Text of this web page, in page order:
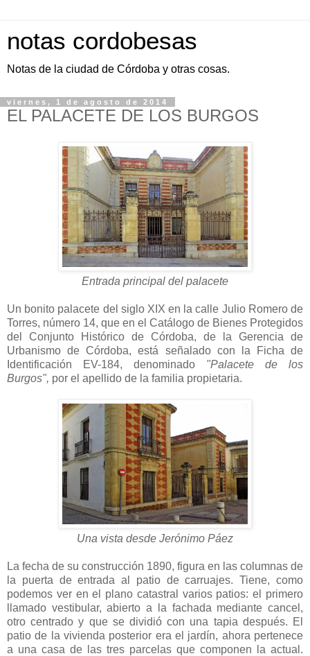
notas cordobesas
Notas de la ciudad de Córdoba y otras cosas.
viernes, 1 de agosto de 2014
EL PALACETE DE LOS BURGOS
Entrada principal del palacete
Un bonito palacete del siglo XIX en la calle Julio Romero de
Torres, número 14, que en el Catálogo de Bienes Protegidos
del Conjunto Histórico de Córdoba, de la Gerencia de
Urbanismo de Córdoba, está señalado con la Ficha de
Identificación EV-184, denominado "Palacete de los
Burgos", por el apellido de la familia propietaria.
Una vista desde Jerónimo Páez
La fecha de su construcción 1890, figura en las columnas de
la puerta de entrada al patio de carruajes. Tiene, como
podemos ver en el plano catastral varios patios: el primero
llamado vestibular, abierto a la fachada mediante cancel,
otro centrado y que se dividió con una tapia después. El
patio de la vivienda posterior era el jardín, ahora pertenece
a una casa de las tres parcelas que componen la actual.